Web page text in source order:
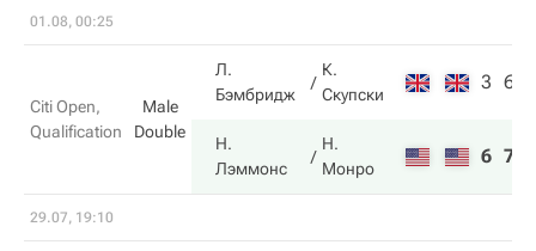
01.08, 00:25
Citi Open,
Qualification
Male
Double
Л.
Бэмбридж
К.
Скупски
3 6
Н.
Лэммонс
Н.
Монро
6 7
29.07, 19:10